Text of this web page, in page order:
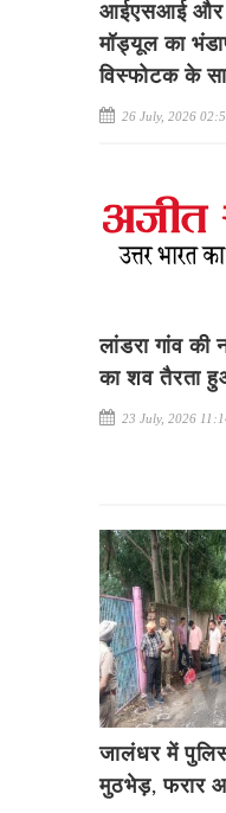
आईएसआई और
मॉड्यूल का
विस्फोटक के
26 July, 2026
लांडरा गांव
का शव तैरता
23 July, 2026
जालंधर में
मुठभेड़, फरार